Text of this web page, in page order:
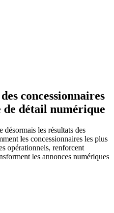
concessionnaires
détail numérique
les résultats des
les concessionnaires les plus
opérationnels, renforcent
les annonces numériques